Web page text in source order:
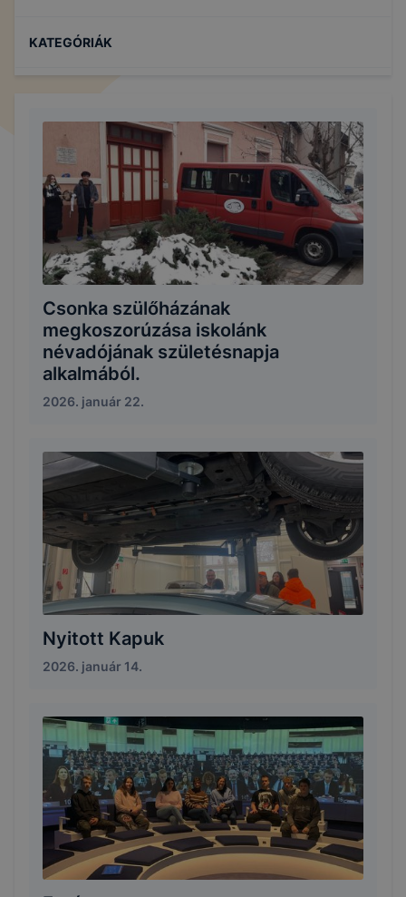
KATEGÓRIÁK
Csonka szülőházának
megkoszorúzása iskolánk
névadójának születésnapja
alkalmából.
2026. január 22.
Nyitott Kapuk
2026. január 14.